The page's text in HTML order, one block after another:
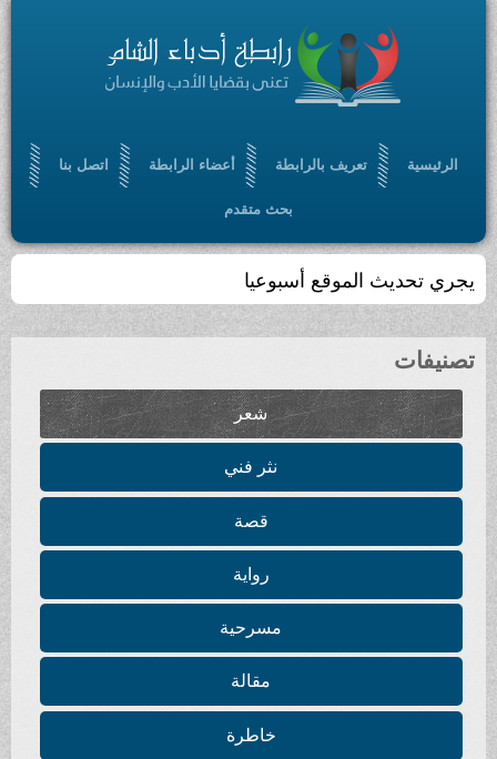
الرئيسية تعريف بالرابطة أعضاء الرابطة اتصل بنا
بحث متقدم
يجري تحديث الموقع أسبوعيا
تصنيفات
شعر
نثر فني
قصة
رواية
مسرحية
مقالة
خاطرة